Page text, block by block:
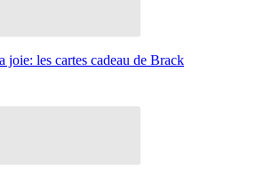
joie: les cartes cadeau de Brack